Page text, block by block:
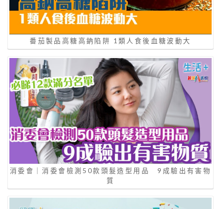
番茄製品高糖高鈉陷阱 1類人食後血糖波動大
消委會｜消委會檢測50款頭髮造型用品 9成驗出有害物
質